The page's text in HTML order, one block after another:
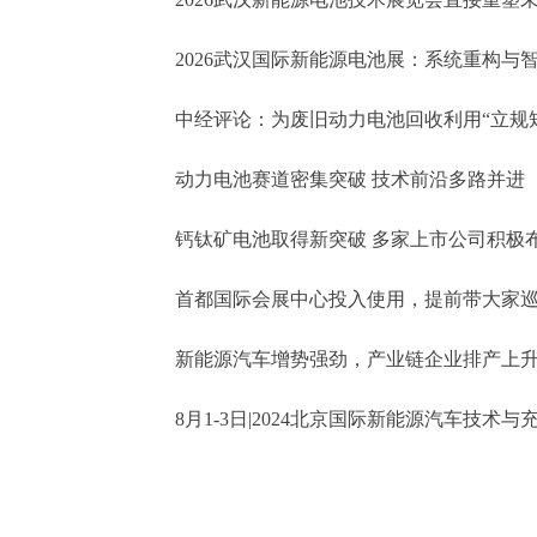
能源底座
2026武汉国际新能源电池展：系统重构与智
升级
中经评论：为废旧动力电池回收利用“立规
动力电池赛道密集突破 技术前沿多路并进
钙钛矿电池取得新突破 多家上市公司积极
首都国际会展中心投入使用，提前带大家巡
新能源汽车增势强劲，产业链企业排产上
8月1-3日|2024北京国际新能源汽车技术与充